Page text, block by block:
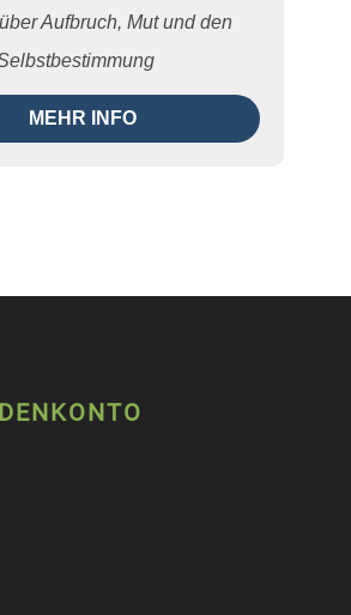
Aufbruch, Mut und den
MEHR INFO